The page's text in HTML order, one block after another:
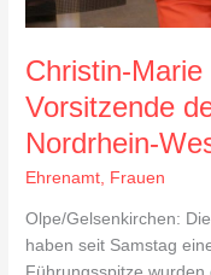
Christin-
Vorsitzende
Nordrhein-
Ehrenamt, Frauen
Olpe/Gelsenkirchen:
haben seit Samstag